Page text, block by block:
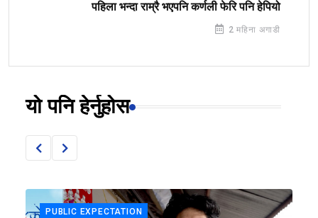
पहिला भन्दा राम्रै भएपनि कर्णली फेरि पनि हेपियो
2 महिना अगाडी
यो पनि हेर्नुहोस
PUBLIC EXPECTATION